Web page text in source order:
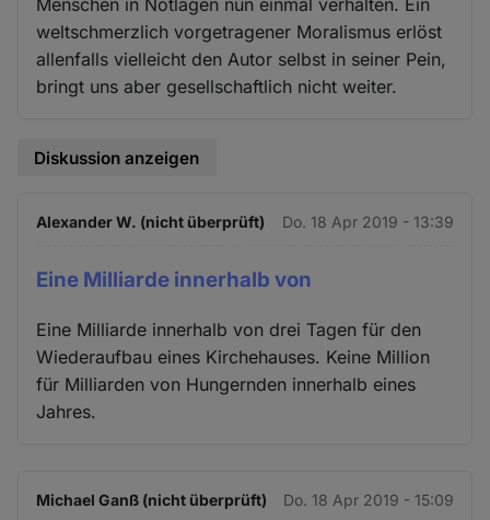
weltschmerzlich vorgetragener Moralismus erlöst
allenfalls vielleicht den Autor selbst in seiner Pein,
bringt uns aber gesellschaftlich nicht weiter.
Diskussion anzeigen
Alexander W. (nicht überprüft) Do. 18 Apr 2019 - 13:39
Eine Milliarde innerhalb von
Eine Milliarde innerhalb von drei Tagen für den
Wiederaufbau eines Kirchehauses. Keine Million
für Milliarden von Hungernden innerhalb eines
Jahres.
Michael Ganß (nicht überprüft) Do. 18 Apr 2019 - 15:09